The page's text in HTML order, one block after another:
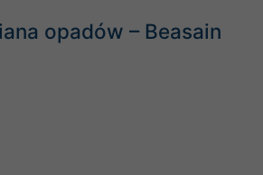
opadów – Beasain